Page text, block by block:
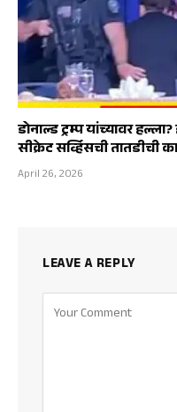
डोनाल्ड ट्रम्प यांच्यावर
सीक्रेट सर्व्हिसची तातडीची
April 26, 2026
LEAVE A REPLY